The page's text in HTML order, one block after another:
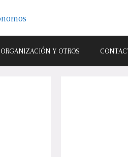
ORGANIZACIÓN Y OTROS